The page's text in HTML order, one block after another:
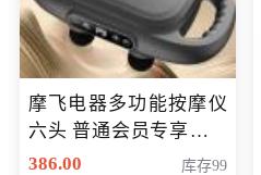
摩飞电器多功能按摩仪
六头 普通会员专享价格
199元
386.00 库存99